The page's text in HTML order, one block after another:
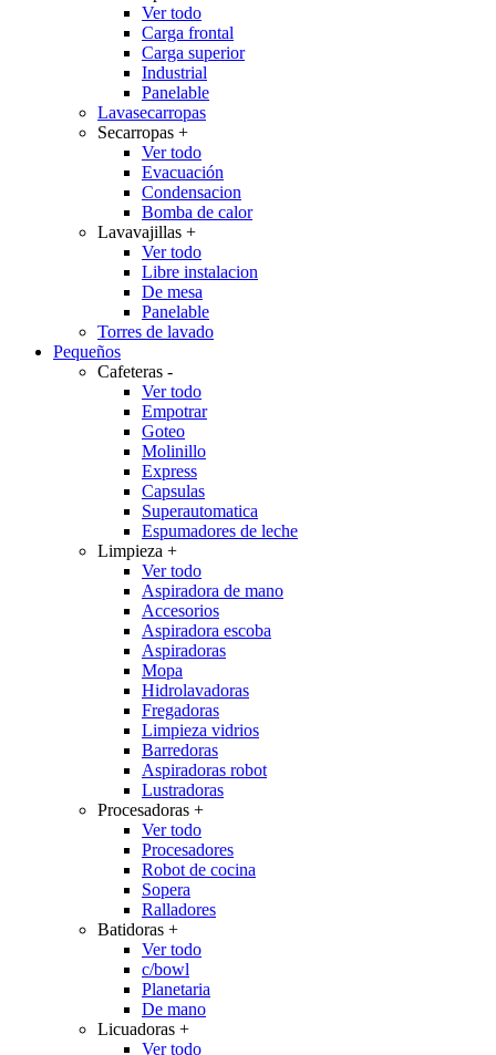
Ver todo
Carga frontal
Carga superior
Industrial
Panelable
Lavasecarropas
Secarropas +
Ver todo
Evacuación
Condensacion
Bomba de calor
Lavavajillas +
Ver todo
Libre instalacion
De mesa
Panelable
Torres de lavado
Pequeños
Cafeteras -
Ver todo
Empotrar
Goteo
Molinillo
Express
Capsulas
Superautomatica
Espumadores de leche
Limpieza +
Ver todo
Aspiradora de mano
Accesorios
Aspiradora escoba
Aspiradoras
Mopa
Hidrolavadoras
Fregadoras
Limpieza vidrios
Barredoras
Aspiradoras robot
Lustradoras
Procesadoras +
Ver todo
Procesadores
Robot de cocina
Sopera
Ralladores
Batidoras +
Ver todo
c/bowl
Planetaria
De mano
Licuadoras +
Ver todo